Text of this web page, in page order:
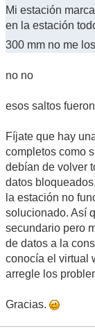
Mi estación
en la estación
300 mm no me
no no
esos saltos
Fíjate que hay
completos como
debían de volver
datos
la estación no
solucionado. Así
secundario pero
de datos a la
conocía el virtual
arregle los
Gracias.